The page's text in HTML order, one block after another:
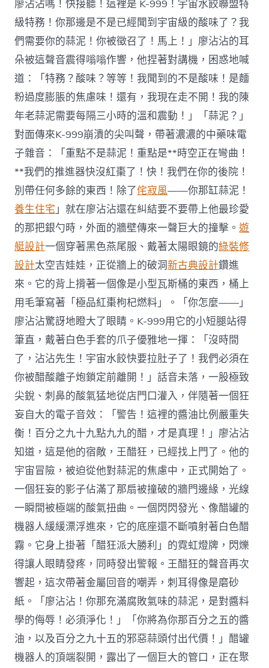
廖沾沾嗎！快接聽！這裡是 K-999！宇宙水餃聯盟特
級特務！你那邊是不是已經聞到宇宙級的酸味了？我
們需要你的蒜泥！你被徵召了！馬上！」廖沾沾的耳
朵被這聲音震得嗡嗡作響，他捏著對講機，困惑地喊
道：「特務？酸味？等等！我聞到的不是酸味！是麵
粉過度膨脹的焦慮味！還有，我現在走不開！我的陳
年老蒜泥需要每隔三小時的溫和震動！」「蒜泥？」
對面傳來K-999崩潰的尖叫聲，帶著濃濃的中藥味電
子雜音：「重點不是蒜泥！重點是**時空正在彎曲！
**我們的推進器快沒紅棗了！快！我們在你的後院！
別帶任何多餘的東西！除了侘寂風——你那缸蒜泥！
養生住宅」就在廖沾沾還在糾結要不要帶上他最珍愛
的那把銀勺時，外面的牆壁傳來一聲巨大的撞擊。遊
艇設計一個穿著黑色燕尾服、戴著太陽眼鏡的綠裝修
設計太空吉娃娃，正從牆上的破洞新古典設計鑽進
來。它的背上揹著一個像是小型瓦斯桶的東西，桶上
用毛筆寫著「極品紅棗枸杞燃料」。「你怎麼——」
廖沾沾驚訝地瞪大了眼睛。K-999用它的小短腿站得
筆直，戴著白色手套的爪子優雅地一揮：「沒時間
了，沾沾先生！宇宙水餃快要拉肚子了！我們必須在
你被醋酸離子炮鎖定前離開！」話音未落，一股極致
尖銳、刺鼻的酸氣猛地從店門口灌入，伴隨著一個狂
妄自大的電子音效：「警告！這裡的醬油比例嚴重失
衡！百分之九十九點九九的醋，才是真理！」廖沾沾
知道，這是他的宿敵，王醋狂，已經找上門了。他的
宇宙冒險，被迫從他對蒜泥的焦慮中，正式開始了。
一個狂妄的影子佔滿了那扇被撞破的牆門邊緣，光線
一瞬間被極端的酸氣扭曲。一個閃閃發光、像醋罐的
機器人緩緩漂浮進來，它的底座還不斷噴射著白色醋
霧。它身上掛著「醋狂派大勝利」的霓虹燈牌，閃爍
得讓人眼睛發疼，同時發出警報。王醋狂的聲音再次
響起，這次帶著金屬回音的嘲弄，刺耳得像是磨砂
紙。「廖沾沾！你那充滿腐敗氣味的蒜泥，是對醬料
學的侮辱！必須淨化！」「你將為你那百分之五的醬
油，以及百分之九十五的邪惡蒜頭付出代價！」醋罐
機器人的頂端裂開，露出了一個巨大的管口，正在聚